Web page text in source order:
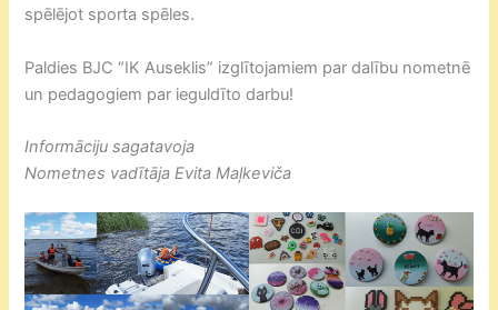
spēlējot sporta spēles.
Paldies BJC “IK Auseklis” izglītojamiem par dalību nometnē
un pedagogiem par ieguldīto darbu!
Informāciju sagatavoja
Nometnes vadītāja Evita Maļkeviča